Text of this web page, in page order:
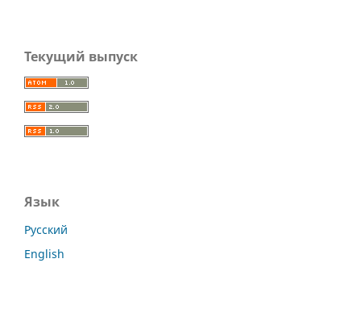
Текущий выпуск
Язык
Русский
English